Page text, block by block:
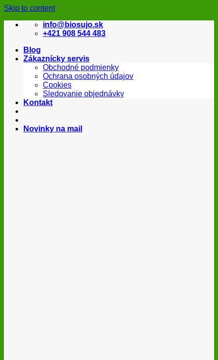
Skip to content
info@biosujo.sk
+421 908 544 483
Blog
Zákaznícky servis
Obchodné podmienky
Ochrana osobných údajov
Cookies
Sledovanie objednávky
Kontakt
Novinky na mail